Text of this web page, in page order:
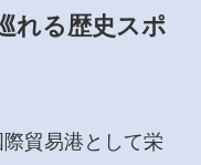
れる歴史スポ
貿易港として栄